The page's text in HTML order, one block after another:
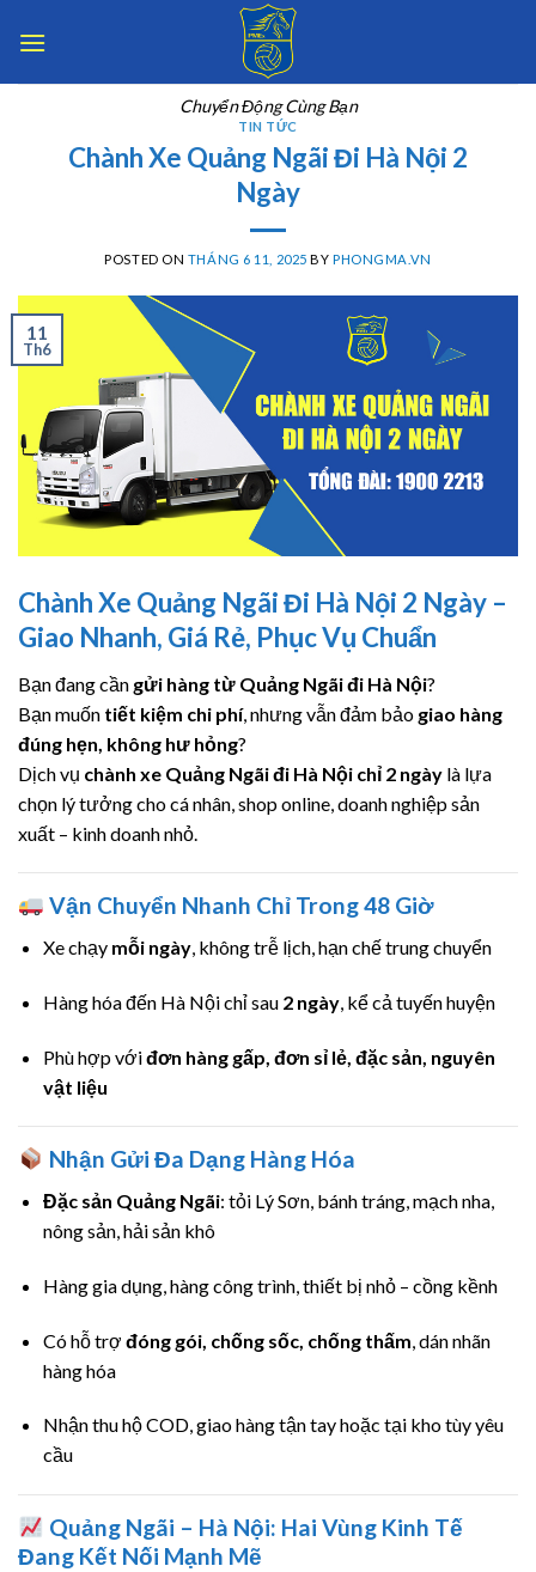
Chuyển Động Cùng Bạn
TIN TỨC
Chành Xe Quảng Ngãi Đi Hà Nội 2
Ngày
POSTED ON THÁNG 6 11, 2025 BYPHONGMA.VN
11
Th6
Chành Xe Quảng Ngãi Đi Hà Nội 2 Ngày –
Giao Nhanh, Giá Rẻ, Phục Vụ Chuẩn
Bạn đang cần gửi hàng từ Quảng Ngãi đi Hà Nội?
Bạn muốn tiết kiệm chi phí, nhưng vẫn đảm bảo giao hàng
đúng hẹn, không hư hỏng?
Dịch vụ chành xe Quảng Ngãi đi Hà Nội chỉ 2 ngày là lựa
chọn lý tưởng cho cá nhân, shop online, doanh nghiệp sản
xuất – kinh doanh nhỏ.
Vận Chuyển Nhanh Chỉ Trong 48 Giờ
Xe chạy mỗi ngày, không trễ lịch, hạn chế trung chuyển
Hàng hóa đến Hà Nội chỉ sau 2 ngày, kể cả tuyến huyện
Phù hợp vớiđơn hàng gấp, đơn sỉ lẻ, đặc sản, nguyên
vật liệu
Nhận Gửi Đa Dạng Hàng Hóa
Đặc sản Quảng Ngãi: tỏi Lý Sơn, bánh tráng, mạch nha,
nông sản, hải sản khô
Hàng gia dụng, hàng công trình, thiết bị nhỏ – cồng kềnh
Có hỗ trợ đóng gói, chống sốc, chống thấm , dán nhãn
hàng hóa
Nhận thu hộ COD, giao hàng tận tay hoặc tại kho tùy yêu
cầu
Quảng Ngãi – Hà Nội: Hai Vùng Kinh Tế
Đang Kết Nối Mạnh Mẽ